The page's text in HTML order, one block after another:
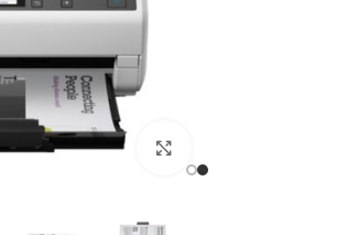
Click to enlarge